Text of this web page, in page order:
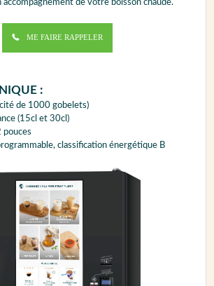
accompagnement de votre boisson chaude.
ME FAIRE RAPPELER
:
de 1000 gobelets)
(15cl et 30cl)
pouces
classification énergétique B